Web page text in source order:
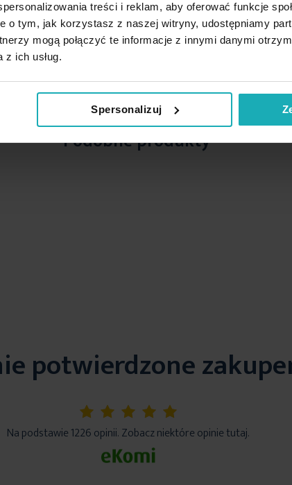
treści i reklam, aby oferować funkcje
o tym, jak korzystasz z naszej witryny, udostępniamy
mogą połączyć te informacje z innymi danymi
ich usług.
Spersonalizuj
Podobne produkty
potwierdzone
5%
Na podstawie 1226 opinii. Zobacz niektóre opinie tutaj.